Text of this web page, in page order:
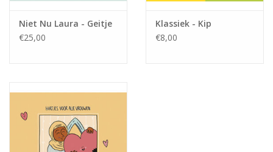
Niet Nu Laura - Geitje
€25,00
Klassiek - Kip
€8,00